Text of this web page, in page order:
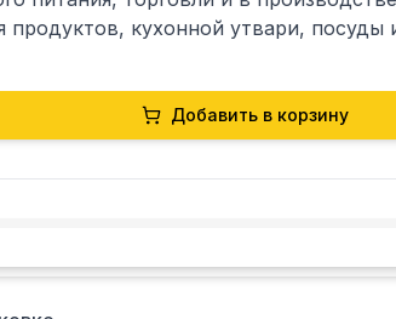
продуктов, кухонной утвари, посуды
Добавить в корзину